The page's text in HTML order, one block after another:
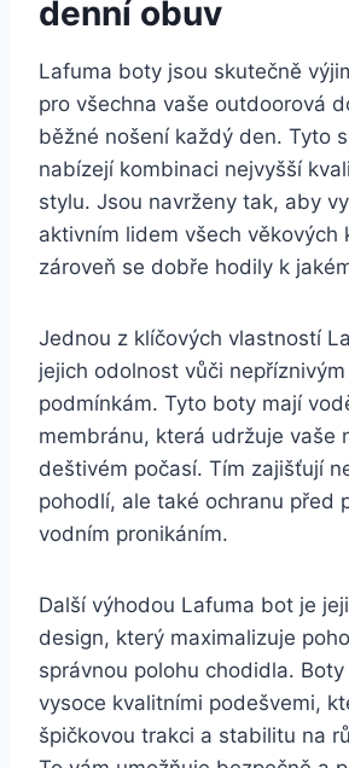
denní obuv
Lafuma ⁣boty ⁢jsou skutečně
pro všechna vaše outdoorová
⁢běžné nošení každý den. ‌Tyto
nabízejí kombinaci⁢ nejvyšší
stylu. Jsou ⁣navrženy ‍tak, aby
aktivním lidem všech věkových
zároveň se ‌dobře hodily k
Jednou z‍ klíčových vlastností
jejich ‍odolnost vůči
podmínkám. Tyto boty mají‌
membránu, která udržuje vaše
deštivém⁣ počasí. Tím zajišťují
pohodlí, ale také ochranu před
vodním pronikáním.
Další výhodou⁣ Lafuma bot​ je
design, který ⁣maximalizuje
správnou polohu ‌chodidla.
vysoce kvalitními podešvemi,
špičkovou trakci​ a stabilitu na